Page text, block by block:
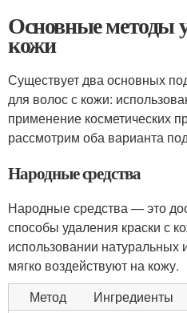
Основные методы
кожи
Существует два основных
для волос с кожи:
применение косметических
рассмотрим оба варианта
Народные средства
Народные средства — это
способы удаления краски с
использовании натуральных
мягко воздействуют на кожу.
Метод
Ингредиенты